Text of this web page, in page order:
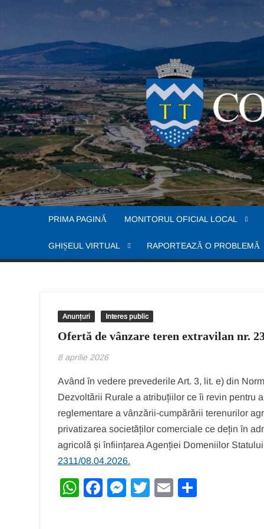
PRIMA PAGINĂ MONITORUL OFICIAL LOCAL
GHIȘEUL VIRTUAL RAPORTEAZĂ O PROBLEMĂ
Anunțuri Interes public
Ofertă de vânzare teren extravilan nr.
8 aprilie 2026
Având în vedere prevederile Art. 3, lit. e) din
Dezvoltării Rurale a atribuțiilor ce îi revin pentru
reglementare a vânzării-cumpărării terenurilor
privatizarea societăților comerciale ce dețin în
agricolă și înființarea Agenției Domeniilor
2311/08.04.2026.
W
F
M
T
E